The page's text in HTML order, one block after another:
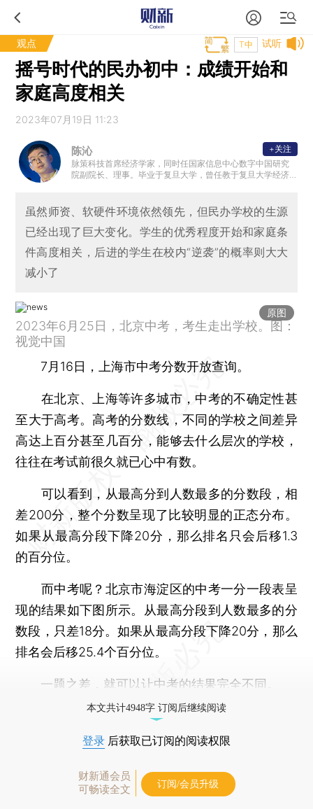
观点 试听
T中
摇号时代的民办初中：成绩开始和
家庭高度相关
2023年07月19日 11:23
陈沁
脉策科技首席经济学家，同时任国家信息中心数字中国研究
院副院长、理事。毕业于复旦大学，曾任教于复旦大学经济
+关注
虽然师资、软硬件环境依然领先，但民办学校的生源
已经出现了巨大变化。学生的优秀程度开始和家庭条
件高度相关，后进的学生在校内“逆袭”的概率则大大
减小了
原图
2023年6月25日，北京中考，考生走出学校。图：
视觉中国
7月16日，上海市中考分数开放查询。
在北京、上海等许多城市，中考的不确定性甚
至大于高考。高考的分数线，不同的学校之间差异
高达上百分甚至几百分，能够去什么层次的学校，
往往在考试前很久就已心中有数。
可以看到，从最高分到人数最多的分数段，相
差200分，整个分数呈现了比较明显的正态分布。
如果从最高分段下降20分，那么排名只会后移1.3
的百分位。
而中考呢？北京市海淀区的中考一分一段表呈
现的结果如下图所示。从最高分段到人数最多的分
数段，只差18分。如果从最高分段下降20分，那么
排名会后移25.4个百分位。
一题之差，就可以让中考的结果完全不同。
本文共计4948字 订阅后继续阅读
登录 后获取已订阅的阅读权限
财新通会员
可畅读全文
订阅/会员升级